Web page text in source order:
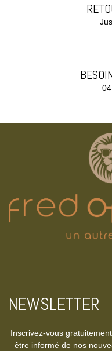
NEWSLETTER
Inscrivez-vous
être informé de nos